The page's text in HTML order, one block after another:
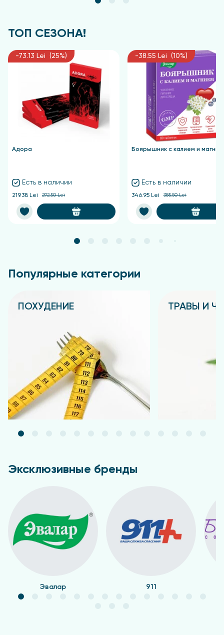
Состав
Butyl Acetate, Ethyl Acetate, Nitrocellulose, Acetyl
Tributyl Citrate, Adipic Acid/Neopentyl
Glycol/Trimellitic Anhydride Copolymer, Alcohol,
Stearalkonium Bentonite, Acrylates Copolymer,
Isopropyl Alcohol, Etocrylene, Diacetone Alcohol,
Phosphoric Acid, +/- CI 77891, CI 19140, CI 15850, CI
77491, CI 77499.
ТОП СЕЗОНА!
-73.13 Lei (25%)
Адора
Есть в наличии
219.38 Lei 292.50 Lei
-38.55 Lei (10%)
Боярышник с калием и
Есть в наличии
346.95 Lei 385.50 Lei
Популярные категории
ПОХУДЕНИЕ ТРАВЫ И
Эксклюзивные бренды
Эвалар 911